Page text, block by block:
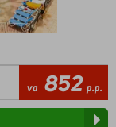
va 852 p.p.